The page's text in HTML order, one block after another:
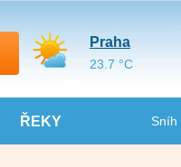
ŘEKY Sníh
Praha
23.7 °C